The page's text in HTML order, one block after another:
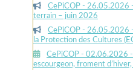
CePiCOP - 26.05.2026
terrain – juin 2026
CePiCOP - 26.05.2026
la Protection des Cultures
CePiCOP - 02.06.2026
escourgeon, froment